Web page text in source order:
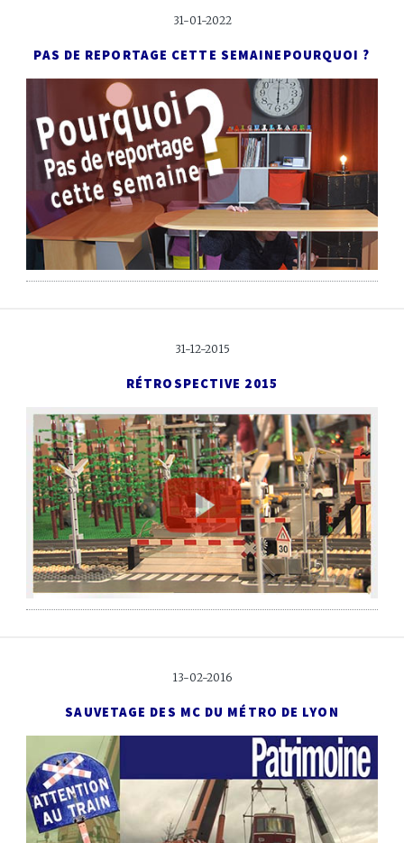
31-01-2022
PAS DE REPORTAGE CETTE SEMAINE POURQUOI ?
31-12-2015
RÉTROSPECTIVE 2015
13-02-2016
SAUVETAGE DES MC DU MÉTRO DE LYON